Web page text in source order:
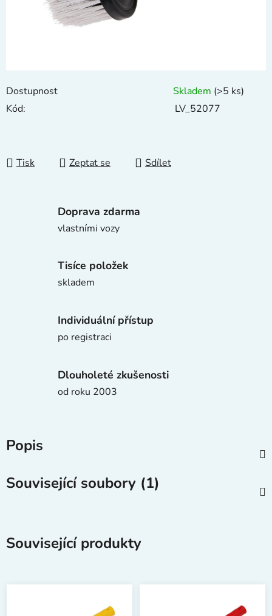
Dostupnost Skladem (>5 ks)
Kód:
LV_52077
Tisk Zeptat se Sdílet
Doprava zdarma
vlastními vozy
Tisíce položek
skladem
Individuální přístup
po registraci
Dlouholeté zkušenosti
od roku 2003
Popis
Související soubory (1)
Související produkty